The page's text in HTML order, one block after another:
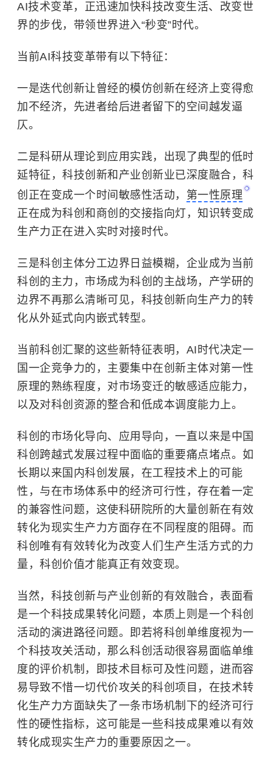
AI技术变革，正迅速加快科技改变生活、改变世
界的步伐，带领世界进入“秒变”时代。
当前AI科技变革带有以下特征：
一是迭代创新让曾经的模仿创新在经济上变得愈
加不经济，先进者给后进者留下的空间越发逼
仄。
二是科研从理论到应用实践，出现了典型的低时
延特征，科技创新和产业创新业已深度融合，科
创正在变成一个时间敏感性活动， 第一性原理
正在成为科创和商创的交接指向灯，知识转变成
生产力正在进入实时对接时代。
三是科创主体分工边界日益模糊，企业成为当前
科创的主力，市场成为科创的主战场，产学研的
边界不再那么清晰可见，科技创新向生产力的转
化从外延式向内嵌式转型。
当前科创汇聚的这些新特征表明，AI时代决定一
国一企竞争力的，主要集中在创新主体对第一性
原理的熟练程度，对市场变迁的敏感适应能力，
以及对科创资源的整合和低成本调度能力上。
科创的市场化导向、应用导向，一直以来是中国
科创跨越式发展过程中面临的重要痛点堵点。如
长期以来国内科创发展，在工程技术上的可能
性，与在市场体系中的经济可行性，存在着一定
的兼容性问题，这使科研院所的大量创新在有效
转化为现实生产力方面存在不同程度的阻碍。而
科创唯有有效转化为改变人们生产生活方式的力
量，科创价值才能真正有效变现。
当然，科技创新与产业创新的有效融合，表面看
是一个科技成果转化问题，本质上则是一个科创
活动的演进路径问题。即若将科创单维度视为一
个科技攻关活动，那么科创活动很容易面临单维
度的评价机制，即技术目标可及性问题，进而容
易导致不惜一切代价攻关的科创项目，在技术转
化生产力方面缺失了一条市场机制下的经济可行
性的硬性指标，这可能是一些科技成果难以有效
转化成现实生产力的重要原因之一。